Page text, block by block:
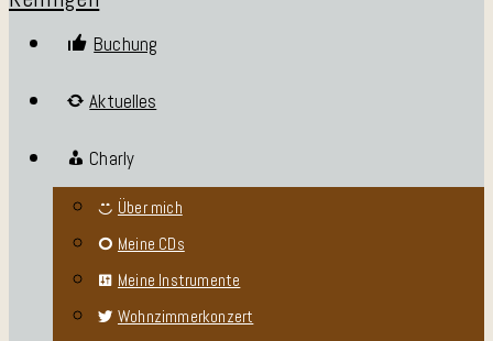
Buchung
Aktuelles
Charly
Über mich
Meine CDs
Meine Instrumente
Wohnzimmerkonzert